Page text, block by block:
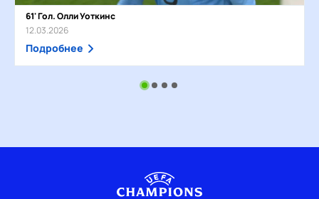
61' Гол. Олли Уоткинс
12.03.2026
Подробнее